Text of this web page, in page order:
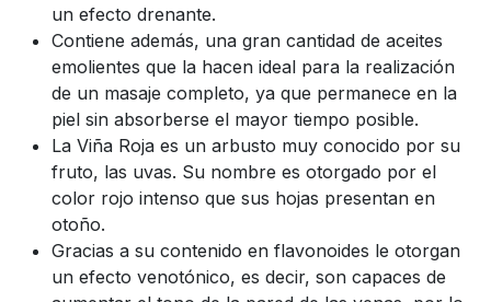
un efecto drenante.
Contiene además, una gran cantidad de aceites
emolientes que la hacen ideal para la realización
de un masaje completo, ya que permanece en la
piel sin absorberse el mayor tiempo posible.
La Viña Roja es un arbusto muy conocido por su
fruto, las uvas. Su nombre es otorgado por el
color rojo intenso que sus hojas presentan en
otoño.
Gracias a su contenido en flavonoides le otorgan
un efecto venotónico, es decir, son capaces de